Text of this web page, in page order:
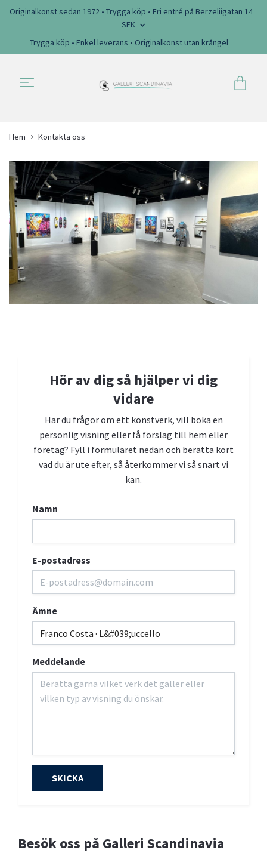
Originalkonst sedan 1972 • Trygga köp • Fri entré på Berzeliigatan 14
SEK
Trygga köp • Enkel leverans • Originalkonst utan krångel
Hem Kontakta oss
Boka personlig visning
Hör av dig så hjälper vi dig
vidare
Har du frågor om ett konstverk, vill boka en
personlig visning eller få förslag till hem eller
företag? Fyll i formuläret nedan och berätta kort
vad du är ute efter, så återkommer vi så snart vi
kan.
Namn
E-postadress
Ämne
Meddelande
SKICKA
Besök oss på Galleri Scandinavia